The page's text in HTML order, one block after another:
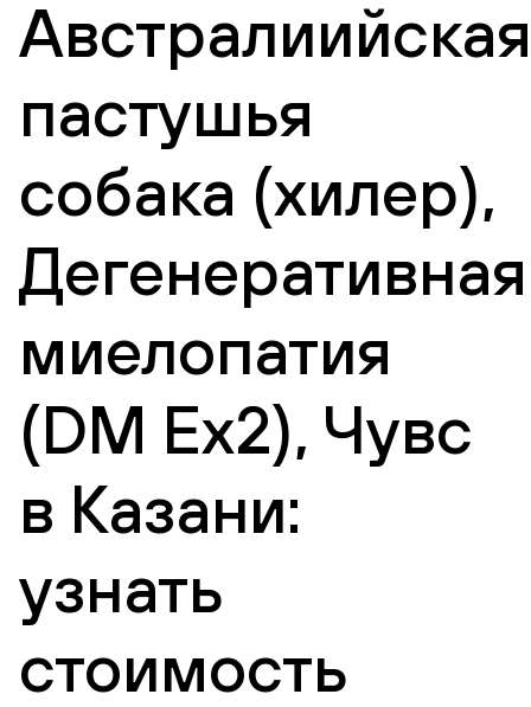
Австралиийская
пастушья
собака (хилер),
Дегенеративная
миелопатия
(DM Eх2), Чувс
в Казани:
узнать
стоимость